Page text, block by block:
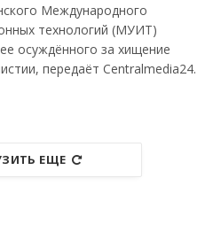
Международного
технологий (МУИТ)
осуждённого за хищение
передаёт Centralmedia24.
ЕЩЕ